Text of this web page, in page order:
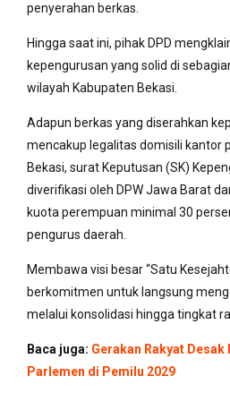
penyerahan berkas.
Hingga saat ini, pihak DPD
kepengurusan yang solid di
wilayah Kabupaten Bekasi.
Adapun berkas yang diserahkan
mencakup legalitas domisili kantor
Bekasi, surat Keputusan (SK)
diverifikasi oleh DPW Jawa Barat
kuota perempuan minimal 30
pengurus daerah.
Membawa visi besar “Satu
berkomitmen untuk langsung
melalui konsolidasi hingga tingkat
Baca juga: Gerakan Rakyat Desak
Parlemen di Pemilu 2029